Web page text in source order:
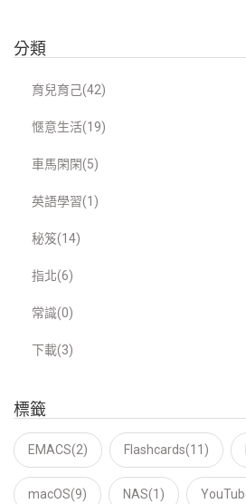
分類
育兒育己(42)
愜意生活(19)
車馬閑閑(5)
英語學習(1)
秘笈(14)
指北(6)
常識(0)
下載(3)
標籤
EMACS(2) Flashcards(11)
macOS(9) NAS(1)